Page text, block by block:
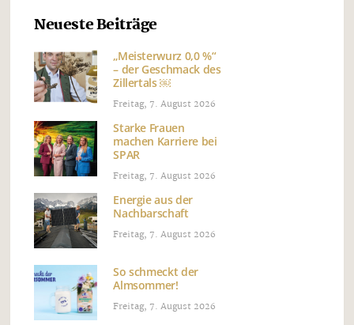
Neueste Beiträge
„Meisterwurz 0,0 %“
– der Geschmack des
Zillertals ￼
Freitag, 7. August 2026
Starke Frauen
machen Karriere bei
SPAR
Freitag, 7. August 2026
Energie aus der
Nachbarschaft
Freitag, 7. August 2026
So schmeckt der
Almsommer!
Freitag, 7. August 2026